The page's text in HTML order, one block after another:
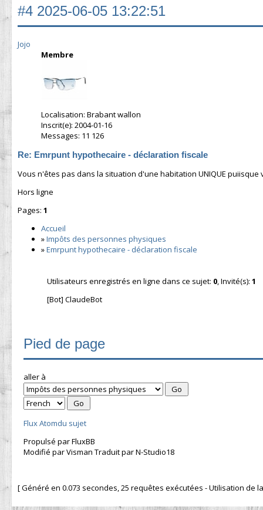
#4 2025-06-05 13:22:51
Jojo
Membre
Localisation: Brabant wallon
Inscrit(e): 2004-01-16
Messages: 11 126
Re: Emrpunt hypothecaire - déclaration fiscale
Vous n'êtes pas dans la situation d'une habitation UNIQUE puiisque
Hors ligne
Pages: 1
Accueil
»Impôts des personnes physiques
»Emrpunt hypothecaire - déclaration fiscale
Utilisateurs enregistrés en ligne dans ce sujet: 0, Invité(s): 1
[Bot] ClaudeBot
Pied de page
aller à
Flux Atomdu sujet
Propulsé par FluxBB
Modifié par Visman Traduit par N-Studio18
[ Généré en 0.073 secondes, 25 requêtes exécutées - Utilisation de la